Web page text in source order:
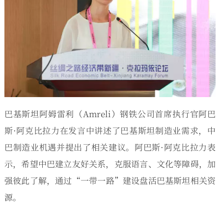
巴基斯坦阿姆雷利（Amreli）钢铁公司首席执行官阿巴
斯·阿克比拉力在发言中讲述了巴基斯坦制造业需求，中
巴制造业机遇并提出了相关建议。阿巴斯·阿克比拉力表
示，希望中巴建立友好关系，克服语言、文化等障碍，加
强彼此了解，通过“一带一路”建设盘活巴基斯坦相关资
源。